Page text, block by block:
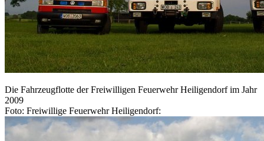
Die Fahrzeugflotte der Freiwilligen Feuerwehr Heiligendorf im Jahr
2009
Foto: Freiwillige Feuerwehr Heiligendorf: